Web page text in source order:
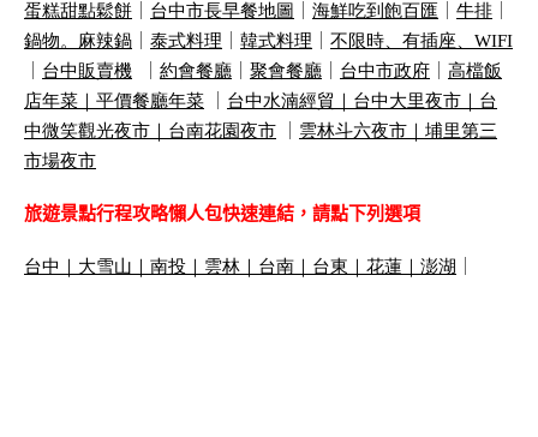
蛋糕甜點鬆餅
台中市長早餐地圖 海鮮吃到飽百匯 牛排
鍋物。麻辣鍋
泰式料理 韓式料理 不限時、有插座、 WIFI
台中販賣機 約會餐廳 聚會餐廳 台中市政府
高檔飯
店年菜｜ 平價餐廳年菜 台中水湳經貿｜ 台中大里夜市｜ 台
中微笑觀光夜市｜ 台南花園夜市 雲林斗六夜市｜ 埔里第三
市場夜市
旅遊景點行程攻略懶人包快速連結，請點下列選項
台中 大雪山 南投 雲林 台南 台東 花蓮 澎湖